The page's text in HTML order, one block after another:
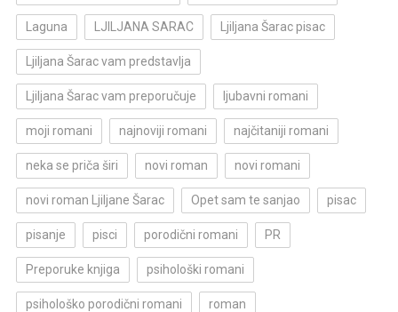
Laguna LJILJANA SARAC Ljiljana Šarac pisac
Ljiljana Šarac vam predstavlja
Ljiljana Šarac vam preporučuje ljubavni romani
moji romani najnoviji romani najčitaniji romani
neka se priča širi novi roman novi romani
novi roman Ljiljane Šarac Opet sam te sanjao pisac
pisanje pisci porodični romani PR
Preporuke knjiga psihološki romani
psihološko porodični romani roman